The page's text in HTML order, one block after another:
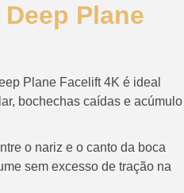
Plane
Plane Facelift 4K é ideal
bochechas caídas e acúmulo
o nariz e o canto da boca
sem excesso de tração na